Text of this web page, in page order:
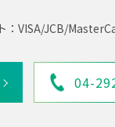
：VISA/JCB/
04-